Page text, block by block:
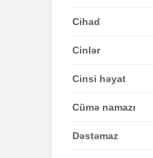
Cihad
Cinlər
Cinsi həyat
Cümə namazı
Dəstəmaz